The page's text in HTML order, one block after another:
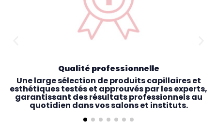
Qualité professionnelle
Une large sélection de produits capillaires et
esthétiques testés et approuvés par les experts,
garantissant des résultats professionnels au
quotidien dans vos salons et instituts.